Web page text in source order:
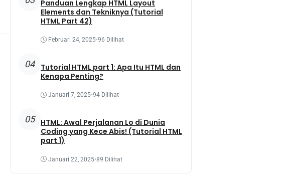
Panduan Lengkap HTML Layout
Elements dan Tekniknya (Tutorial
HTML Part 42)
Februari 24, 2025•96 Dilihat
04
Tutorial HTML part 1: Apa Itu HTML dan
Kenapa Penting?
Januari 7, 2025•94 Dilihat
05
HTML: Awal Perjalanan Lo di Dunia
Coding yang Kece Abis! (Tutorial HTML
part 1)
Januari 22, 2025•89 Dilihat